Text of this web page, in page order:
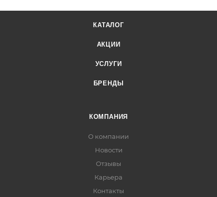
КАТАЛОГ
АКЦИИ
УСЛУГИ
БРЕНДЫ
КОМПАНИЯ
О компании
Новости
Отзывы
Карьера
Контакты